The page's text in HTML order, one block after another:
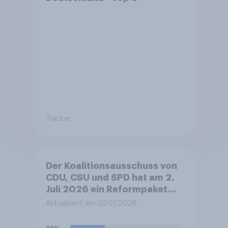
Tracker
Der Koalitionsausschuss von
CDU, CSU und SPD hat am 2.
Juli 2026 ein Reformpaket
vorgestellt. Dieses umfasst
bei Steuern, Rente,
Aktualisiert am 03.07.2026